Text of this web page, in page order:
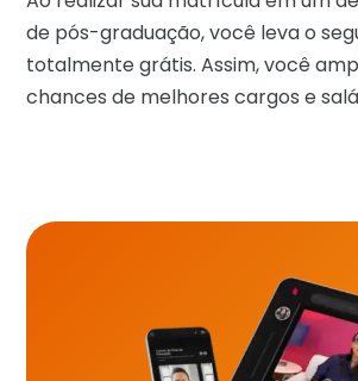
de pós-graduação, você leva o
totalmente grátis. Assim, você
chances de melhores cargos e